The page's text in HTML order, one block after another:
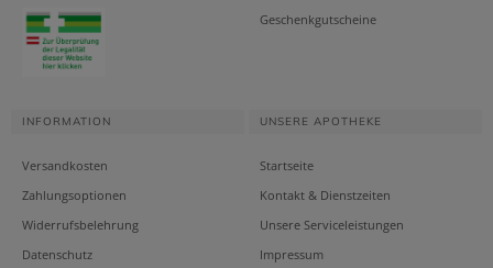
Geschenkgutscheine
INFORMATION
Versandkosten
Zahlungsoptionen
Widerrufsbelehrung
Datenschutz
UNSERE APOTHEKE
Startseite
Kontakt & Dienstzeiten
Unsere Serviceleistungen
Impressum